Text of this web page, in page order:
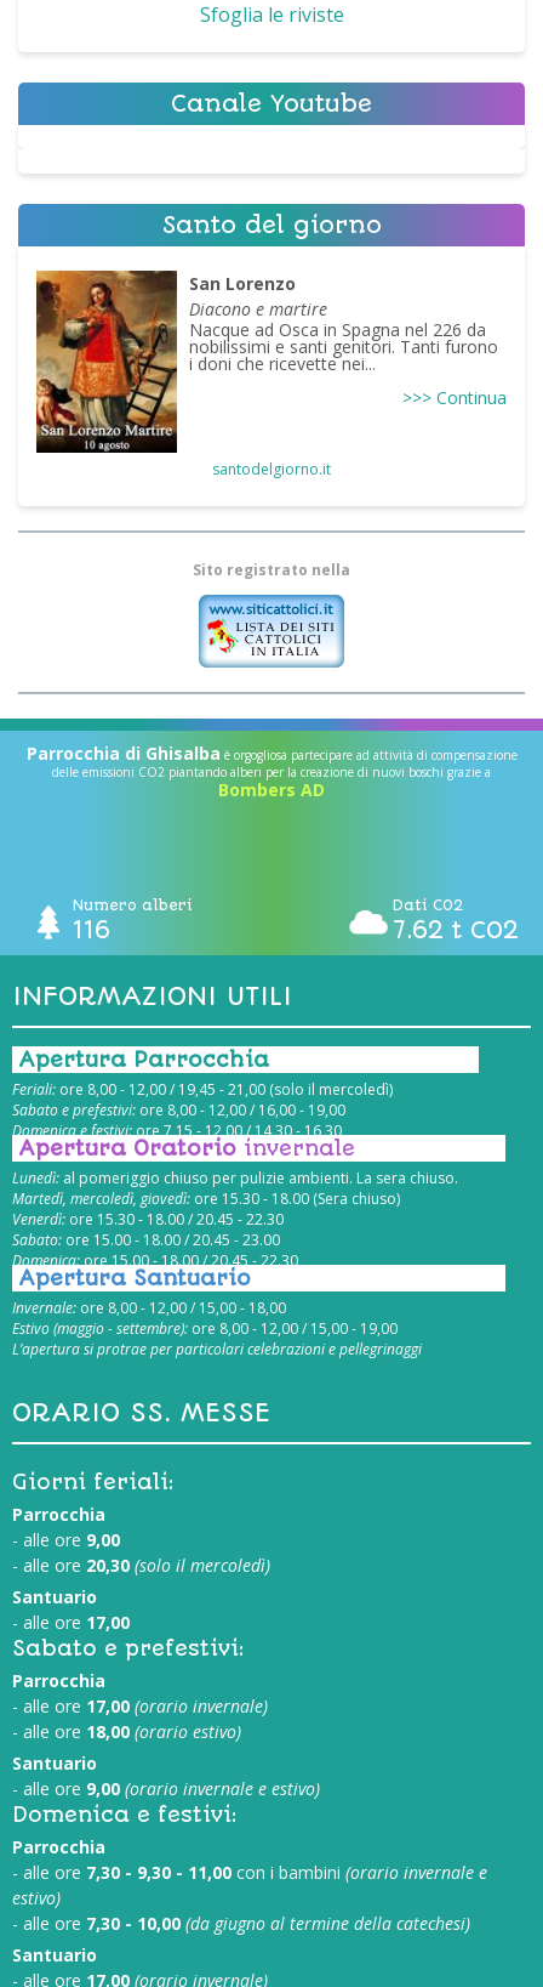
Sfoglia le riviste
Canale Youtube
Santo del giorno
San Lorenzo
Diacono e martire
Nacque ad Osca in Spagna nel 226 da
nobilissimi e santi genitori. Tanti furono
i doni che ricevette nei...
>>> Continua
santodelgiorno.it
Sito registrato nella
Parrocchia di Ghisalba è orgogliosa partecipare ad attività di compensazione
delle emissioni CO2 piantando alberi per la creazione di nuovi boschi grazie a
Bombers AD
Numero alberi
116
Dati CO2
7.62 t CO2
INFORMAZIONI UTILI
Apertura Parrocchia
Feriali: ore 8,00 - 12,00 / 19,45 - 21,00 (solo il mercoledì)
Sabato e prefestivi: ore 8,00 - 12,00 / 16,00 - 19,00
Domenica e festivi:ore 7,15 - 12,00 / 14,30 - 16,30
Apertura Oratorio invernale
Lunedì: al pomeriggio chiuso per pulizie ambienti. La sera chiuso.
Martedì, mercoledì, giovedì: ore 15.30 - 18.00 (Sera chiuso)
Venerdì: ore 15.30 - 18.00 / 20.45 - 22.30
Sabato: ore 15.00 - 18.00 / 20.45 - 23.00
Domenica:ore 15.00 - 18.00 / 20.45 - 22.30
Apertura Santuario
Invernale: ore 8,00 - 12,00 / 15,00 - 18,00
Estivo (maggio - settembre): ore 8,00 - 12,00 / 15,00 - 19,00
L’apertura si protrae per particolari celebrazioni e pellegrinaggi
ORARIO SS. MESSE
Giorni feriali:
Parrocchia
- alle ore 9,00
- alle ore 20,30 (solo il mercoledì)
Santuario
- alle ore 17,00
Sabato e prefestivi:
Parrocchia
- alle ore 17,00 (orario invernale)
- alle ore 18,00 (orario estivo)
Santuario
- alle ore 9,00 (orario invernale e estivo)
Domenica e festivi:
Parrocchia
- alle ore 7,30 - 9,30 - 11,00 con i bambini (orario invernale e
estivo)
- alle ore 7,30 - 10,00 (da giugno al termine della catechesi)
Santuario
- alle ore 17,00 (orario invernale)